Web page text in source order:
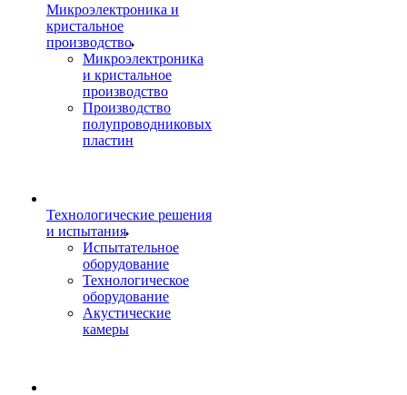
Микроэлектроника и
кристальное
производство
Микроэлектроника
и кристальное
производство
Производство
полупроводниковых
пластин
Технологические решения
и испытания
Испытательное
оборудование
Технологическое
оборудование
Акустические
камеры